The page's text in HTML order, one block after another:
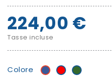
224,00 €
Tasse incluse
Colore Blu RossoVerde